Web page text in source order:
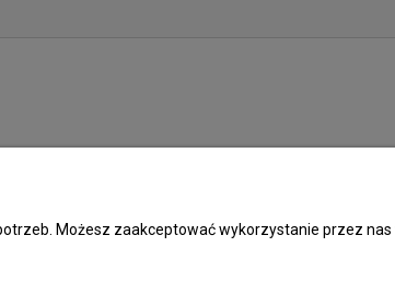
Możesz zaakceptować wykorzystanie przez